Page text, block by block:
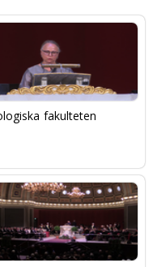
fakulteten